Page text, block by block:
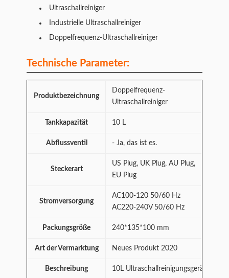
Ultraschallreiniger
Industrielle Ultraschallreiniger
Doppelfrequenz-Ultraschallreiniger
Technische Parameter:
Produktbezeichnung
Doppelfrequenz-
Ultraschallreiniger
Tankkapazität 10 L
Abflussventil - Ja, das ist es.
Steckerart
US Plug, UK Plug, AU Plug,
EU Plug
Stromversorgung
AC100-120 50/60 Hz
AC220-240V 50/60 Hz
Packungsgröße 240*135*100 mm
Art der Vermarktung Neues Produkt 2020
Beschreibung 10L Ultraschallreinigungsgerät